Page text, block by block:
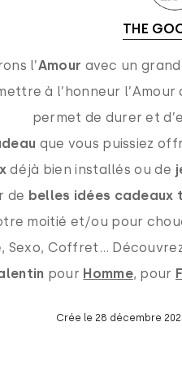
THE
l’Amour avec un
à l’honneur
permet de durer et
que vous puissiez
déjà bien installés ou de
de belles idées cadeaux
moitié et/ou pour
Sexo, Coffret…
pour Homme, pour
Crée le 28 décembre